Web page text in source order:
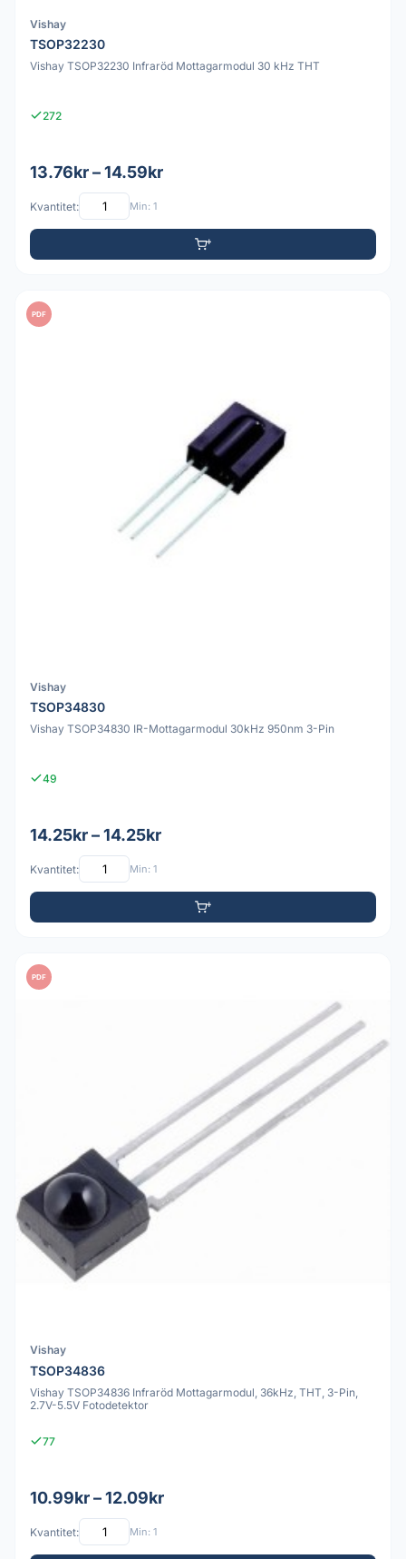
Vishay
TSOP32230
Vishay TSOP32230 Infraröd Mottagarmodul 30 kHz THT
272
13.76kr – 14.59kr
Kvantitet: Min: 1
PDF
Vishay
TSOP34830
Vishay TSOP34830 IR-Mottagarmodul 30kHz 950nm 3-Pin
49
14.25kr – 14.25kr
Kvantitet: Min: 1
PDF
Vishay
TSOP34836
Vishay TSOP34836 Infraröd Mottagarmodul, 36kHz, THT, 3-Pin,
2.7V-5.5V Fotodetektor
77
10.99kr – 12.09kr
Kvantitet: Min: 1